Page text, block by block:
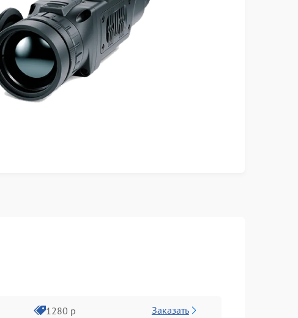
1280 р Заказать